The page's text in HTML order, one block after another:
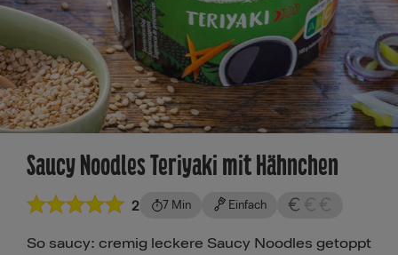
Saucy Noodles Teriyaki mit Hähnchen
2 7 Min Einfach
So saucy: cremig leckere Saucy Noodles getoppt